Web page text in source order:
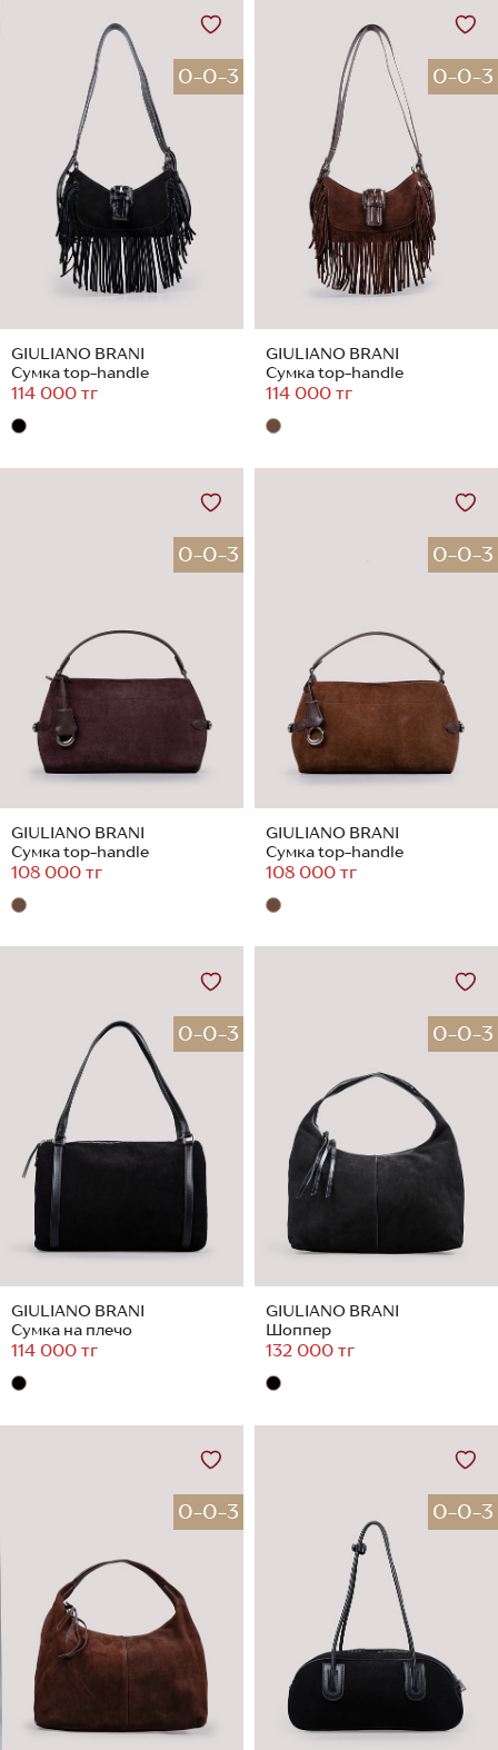
0-0-3
GIULIANO BRANI
Сумка top-handle
114 000 тг
0-0-3
GIULIANO BRANI
Сумка top-handle
114 000 тг
0-0-3
GIULIANO BRANI
Сумка top-handle
108 000 тг
0-0-3
GIULIANO BRANI
Сумка top-handle
108 000 тг
0-0-3
GIULIANO BRANI
Сумка на плечо
114 000 тг
0-0-3
GIULIANO BRANI
Шоппер
132 000 тг
0-0-3 0-0-3